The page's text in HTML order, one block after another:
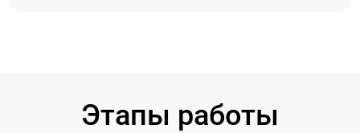
Этапы работы